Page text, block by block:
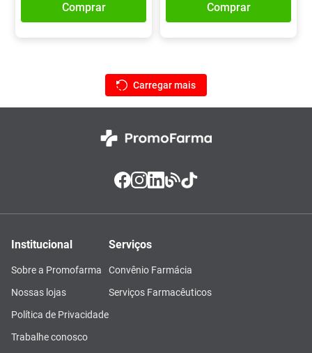
Comprar Comprar
Institucional
Sobre a Promofarma
Nossas lojas
Política de Privacidade
Trabalhe conosco
Serviços
Convênio Farmácia
Serviços Farmacêuticos